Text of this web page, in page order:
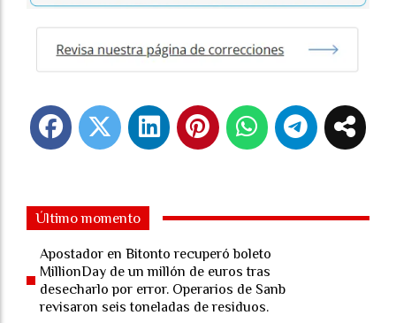
Último momento
Apostador en Bitonto recuperó boleto
MillionDay de un millón de euros tras
desecharlo por error. Operarios de Sanb
revisaron seis toneladas de residuos.